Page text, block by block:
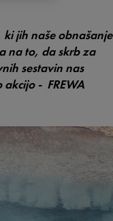
jih naše obnašanje
na to, da skrb za
sestavin nas
- FREWA